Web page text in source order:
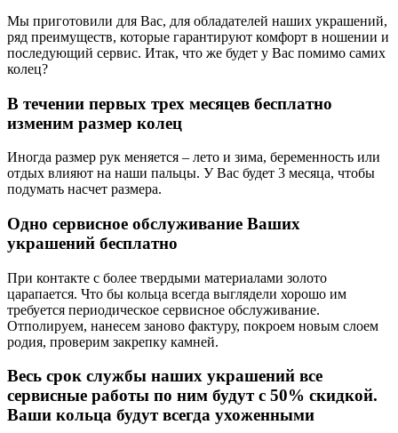
Мы приготовили для Вас, для обладателей наших украшений,
ряд преимуществ, которые гарантируют комфорт в ношении и
последующий сервис. Итак, что же будет у Вас помимо самих
колец?
В течении первых трех месяцев бесплатно
изменим размер колец
Иногда размер рук меняется – лето и зима, беременность или
отдых влияют на наши пальцы. У Вас будет 3 месяца, чтобы
подумать насчет размера.
Одно сервисное обслуживание Ваших
украшений бесплатно
При контакте с более твердыми материалами золото
царапается. Что бы кольца всегда выглядели хорошо им
требуется периодическое сервисное обслуживание.
Отполируем, нанесем заново фактуру, покроем новым слоем
родия, проверим закрепку камней.
Весь срок службы наших украшений все
сервисные работы по ним будут с 50% скидкой.
Ваши кольца будут всегда ухоженными